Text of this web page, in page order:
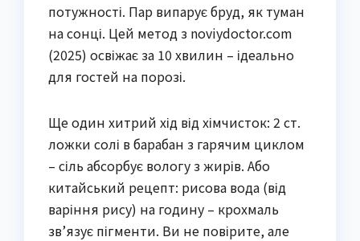
потужності. Пар випарує бруд, як туман
на сонці. Цей метод з noviydoctor.com
(2025) освіжає за 10 хвилин – ідеально
для гостей на порозі.
Ще один хитрий хід від хімчисток: 2 ст.
ложки солі в барабан з гарячим циклом
– сіль абсорбує вологу з жирів. Або
китайський рецепт: рисова вода (від
варіння рису) на годину – крохмаль
зв’язує пігменти. Ви не повірите, але